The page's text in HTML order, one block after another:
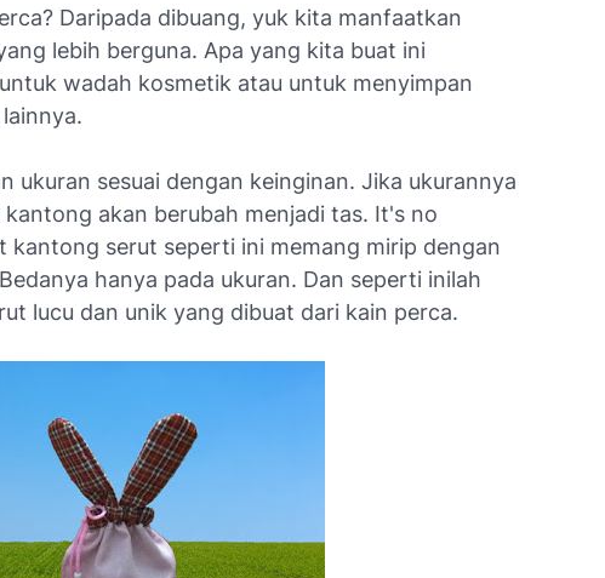
Daripada dibuang, yuk kita manfaatkan
lebih berguna. Apa yang kita buat ini
wadah kosmetik atau untuk menyimpan
ukuran sesuai dengan keinginan. Jika ukurannya
akan berubah menjadi tas. It's no
kantong serut seperti ini memang mirip dengan
hanya pada ukuran. Dan seperti inilah
lucu dan unik yang dibuat dari kain perca.